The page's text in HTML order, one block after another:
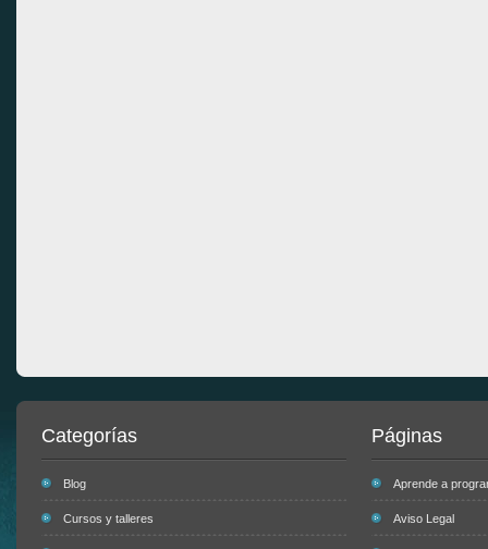
Categorías
Blog
Cursos y talleres
Páginas
Aprende a
Aviso Legal